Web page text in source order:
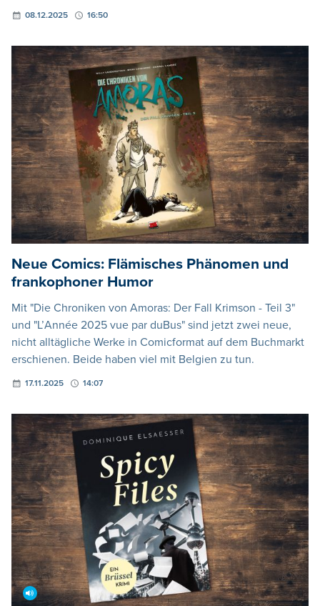
08.12.2025 16:50
Neue Comics: Flämisches Phänomen und
frankophoner Humor
Mit "Die Chroniken von Amoras: Der Fall Krimson - Teil 3"
und "L’Année 2025 vue par duBus" sind jetzt zwei neue,
nicht alltägliche Werke in Comicformat auf dem Buchmarkt
erschienen. Beide haben viel mit Belgien zu tun.
17.11.2025 14:07